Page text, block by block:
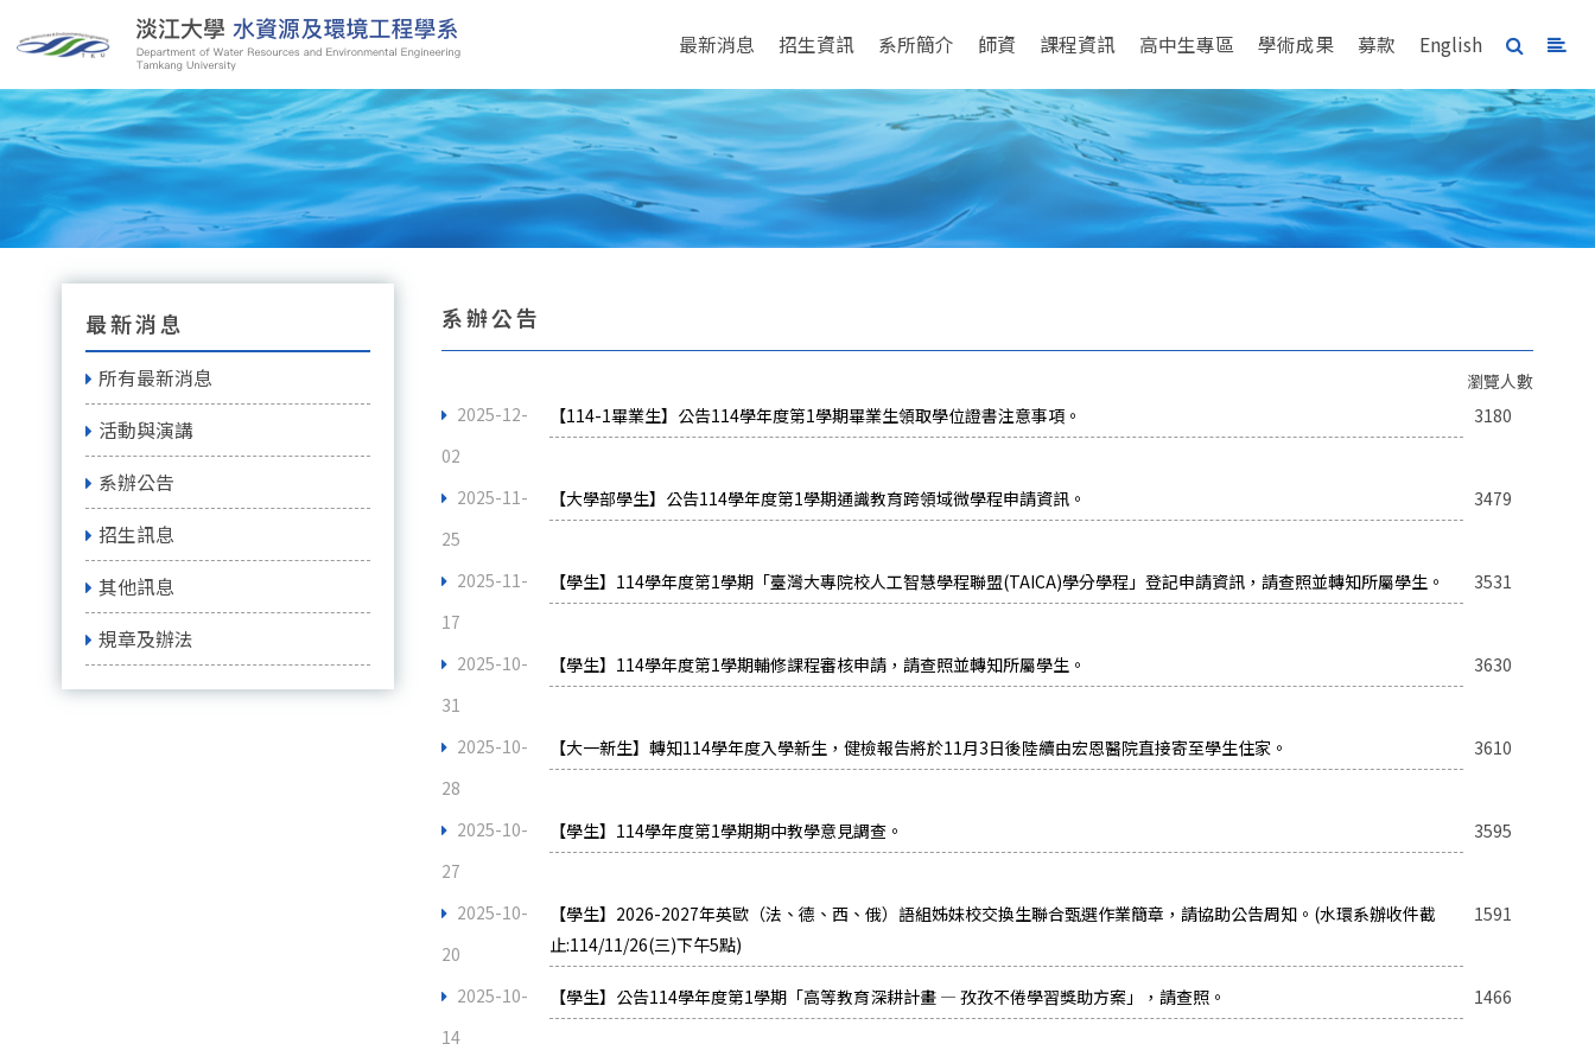
最新消息 招生資訊 系所簡介 師資 課程資訊 高中生專區 學術成果 募款 English
最新消息
所有最新消息
活動與演講
系辦公告
招生訊息
其他訊息
規章及辦法
系辦公告
瀏覽人數
2025-12-
02
【114-1畢業生】公告114學年度第1學期畢業生領取學位證書注意事項。 3180
2025-11-
25
【大學部學生】公告114學年度第1學期通識教育跨領域微學程申請資訊。 3479
2025-11-
17
【學生】114學年度第1學期「臺灣大專院校人工智慧學程聯盟(TAICA)學分學程」登記申請資訊，請查照並轉知所屬學生。 3531
2025-10-
31
【學生】114學年度第1學期輔修課程審核申請，請查照並轉知所屬學生。 3630
2025-10-
28
【大一新生】轉知114學年度入學新生，健檢報告將於11月3日後陸續由宏恩醫院直接寄至學生住家。 3610
2025-10-
27
【學生】114學年度第1學期期中教學意見調查。 3595
2025-10-
20
【學生】2026-2027年英歐（法、德、西、俄）語組姊妹校交換生聯合甄選作業簡章，請協助公告周知。(水環系辦收件截
止:114/11/26(三)下午5點)
1591
2025-10-
14
【學生】公告114學年度第1學期「高等教育深耕計畫 — 孜孜不倦學習獎助方案」，請查照。 1466